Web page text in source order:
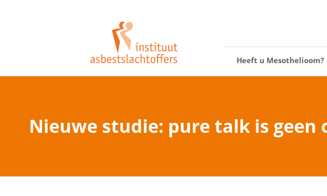
Heeft u Mesothelioom?
Nieuwe studie: pure talk is